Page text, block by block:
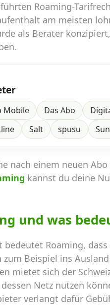
Roaming-
am meisten
als Berater
Mobile Das Abo
Salt spusu
nach einem neuen
kannst du deine
und was
bedeutet Roaming,
Beispiel ins
mietet sich der
Netz nutzen
verlangt dafür